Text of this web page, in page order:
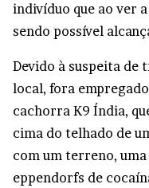
indivíduo que ao ver
sendo possível
Devido à suspeita
local, fora
cachorra K9 Índia,
cima do telhado de
com um terreno,
eppendorfs de